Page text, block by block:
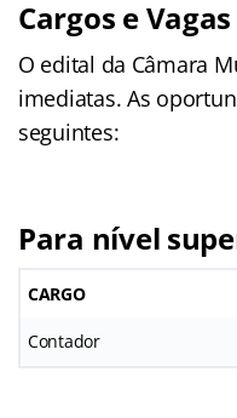
Cargos e Vagas
O edital da Câmara
imediatas. As
seguintes:
Para nível
CARGO
Contador